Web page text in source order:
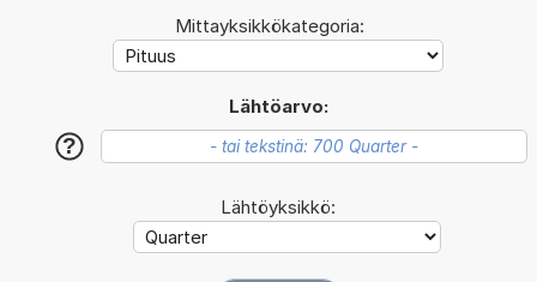
Mittayksikkökategoria:
Lähtöarvo:
?
Lähtöyksikkö: